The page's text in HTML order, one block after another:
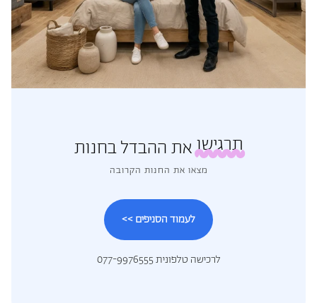
תרגישואת ההבדל בחנות
מצאו את החנות הקרובה
לעמוד הסניפים >>
לרכישה טלפונית 077-9976555